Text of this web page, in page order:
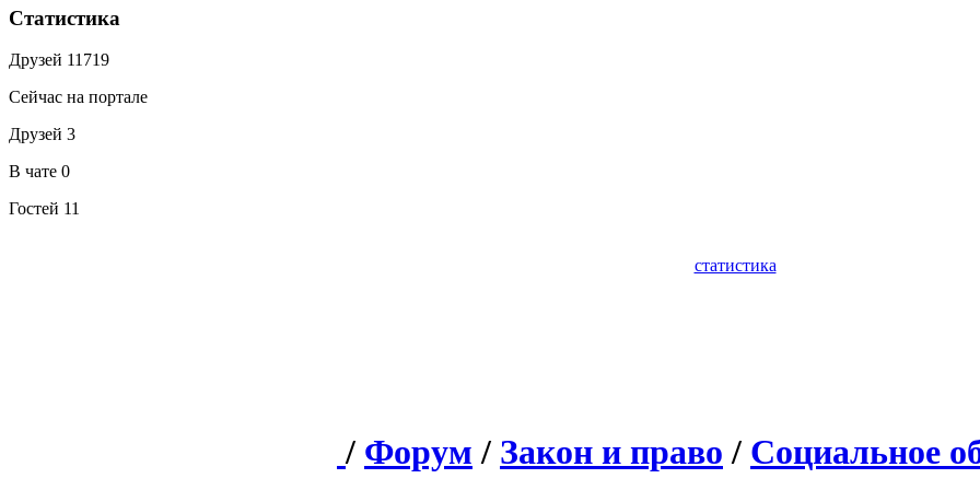
Статистика
Друзей 11719
Сейчас на портале
Друзей 3
В чате 0
Гостей 11
статистика
/ Форум / Закон и право / Социальное